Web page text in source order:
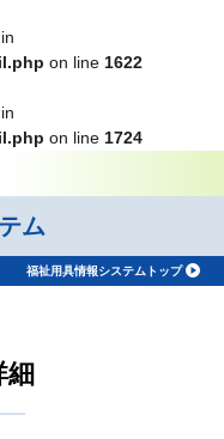
on line 1622
on line 1724
ム
福祉用具情報システムトップ
細